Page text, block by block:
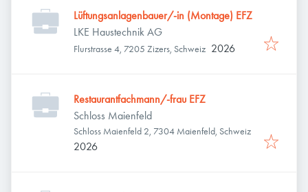
Lüftungsanlagenbauer/-in (Montage) EFZ
LKE Haustechnik AG
Flurstrasse 4, 7205 Zizers, Schweiz 2026
Restaurantfachmann/-frau EFZ
Schloss Maienfeld
Schloss Maienfeld 2, 7304 Maienfeld, Schweiz
2026